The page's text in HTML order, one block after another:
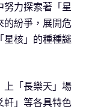
努力探索著「星
的紛爭，展開危
星核」的種種謎
上「長樂天」場
軒」等各具特色